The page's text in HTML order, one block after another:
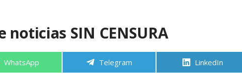
SIN CENSURA
Compartir
WhatsApp Compartir
Telegram Compartir
LinkedIn